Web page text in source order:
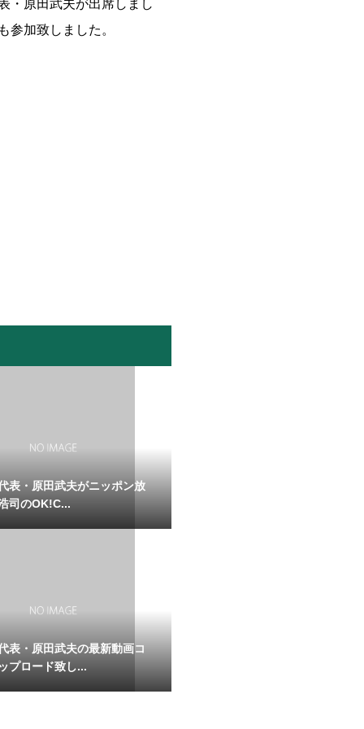
・原田武夫が出席しまし
参加致しました。
表・原田武夫がニッポン放
司のOK!C...
表・原田武夫の最新動画コ
プロード致し...